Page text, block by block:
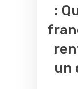
:
un